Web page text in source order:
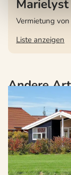
Marielyst
Vermietung
Liste anzeigen
Andere